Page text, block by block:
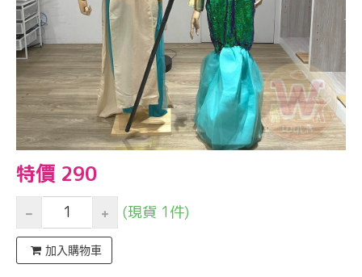
特價 290
(現貨 1件)
加入購物車